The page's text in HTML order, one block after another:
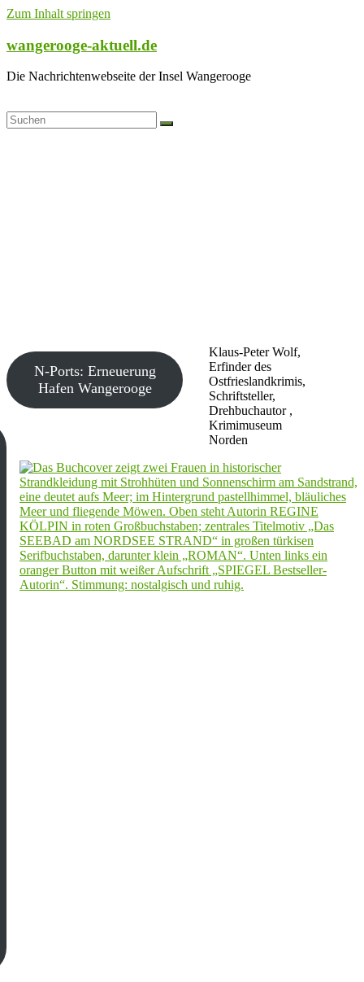
Zum Inhalt springen
wangerooge-aktuell.de
Die Nachrichtenwebseite der Insel Wangerooge
Klaus-Peter Wolf,
Erfinder des
Ostfrieslandkrimis,
Schriftsteller,
Drehbuchautor ,
Krimimuseum
Norden
N-Ports: Erneuerung
Hafen Wangerooge